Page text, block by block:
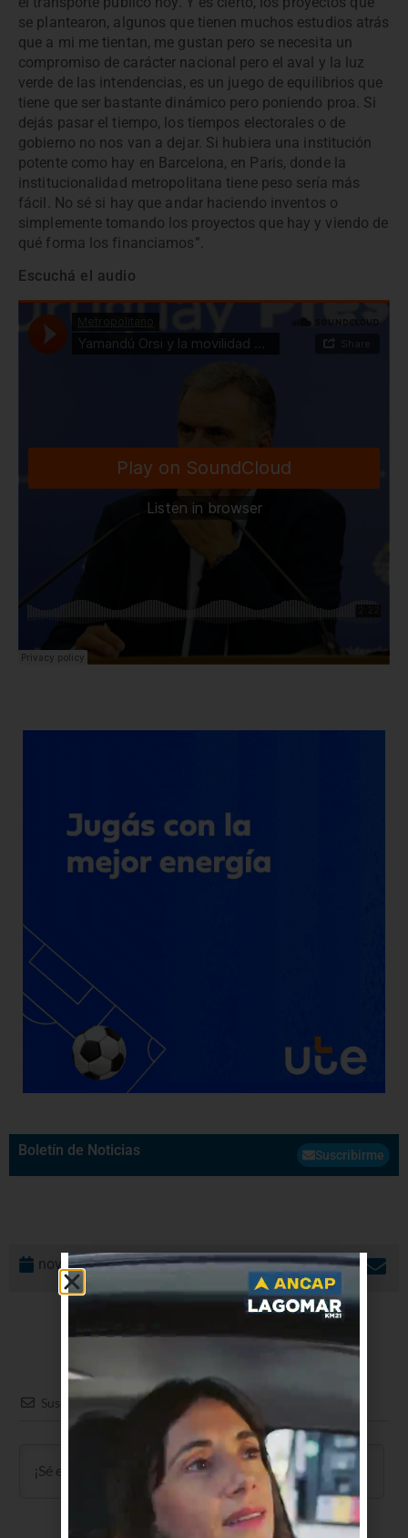
se plantearon, algunos que tienen muchos estudios atrás
que a mi me tientan, me gustan pero se necesita un
compromiso de carácter nacional pero el aval y la luz
verde de las intendencias, es un juego de equilibrios que
tiene que ser bastante dinámico pero poniendo proa. Si
dejás pasar el tiempo, los tiempos electorales o de
gobierno no nos van a dejar. Si hubiera una institución
potente como hay en Barcelona, en Paris, donde la
institucionalidad metropolitana tiene peso sería más
fácil. No sé si hay que andar haciendo inventos o
simplemente tomando los proyectos que hay y viendo de
qué forma los financiamos”.
Escuchá el audio
Boletín de Noticias Suscribirme
noviembre 27, 2024
Suscribir